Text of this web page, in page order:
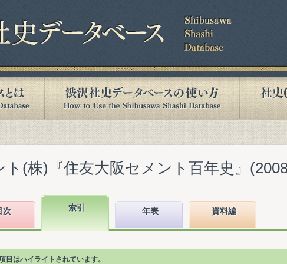
ト(株)『住友大阪セメント百年史』
次 索引 年表 資料編
はハイライトされています。